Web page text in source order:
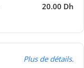
20.00 Dh
Plus de détails.